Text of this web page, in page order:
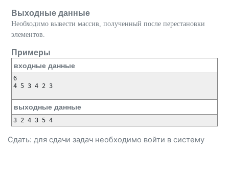
Выходные данные
Необходимо вывести массив, полученный после перестановки
элементов.
Примеры
входные данные
6
4 5 3 4 2 3
выходные данные
Сдать: для сдачи задач необходимо войти в систему